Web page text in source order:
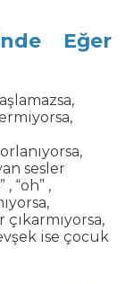
Eğer
sesler
, “oh” ,
ise çocuk